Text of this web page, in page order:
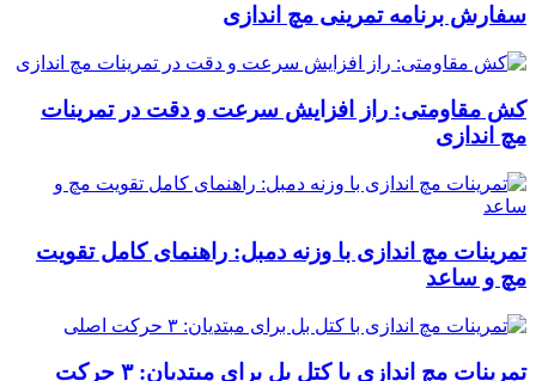
سفارش برنامه تمرینی مچ اندازی
کش مقاومتی: راز افزایش سرعت و دقت در تمرینات
مچ اندازی
تمرینات مچ اندازی با وزنه دمبل: راهنمای کامل تقویت
مچ و ساعد
تمرینات مچ اندازی با کتل بل برای مبتدیان: ۳ حرکت